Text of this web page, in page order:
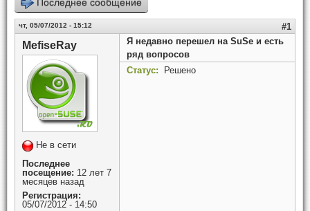
чт, 05/07/2012 - 15:12 #1
MefiseRay
Не в сети
Последнее
посещение: 12 лет 7
месяцев назад
Регистрация:
05/07/2012 - 14:50
Я недавно перешел на SuSe и есть
ряд вопросов
Статус:
Решено